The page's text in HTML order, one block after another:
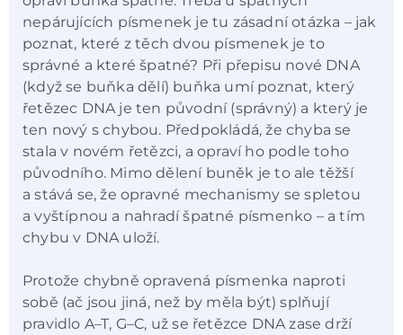
nepárujících písmenek je tu zásadní otázka – jak
poznat, které z těch dvou písmenek je to
správné a které špatné? Při přepisu nové DNA
(když se buňka dělí) buňka umí poznat, který
řetězec DNA je ten původní (správný) a který je
ten nový s chybou. Předpokládá, že chyba se
stala v novém řetězci, a opraví ho podle toho
původního. Mimo dělení buněk je to ale těžší
a stává se, že opravné mechanismy se spletou
a vyštípnou a nahradí špatné písmenko – a tím
chybu v DNA uloží.
Protože chybně opravená písmenka naproti
sobě (ač jsou jiná, než by měla být) splňují
pravidlo A–T, G–C, už se řetězce DNA zase drží